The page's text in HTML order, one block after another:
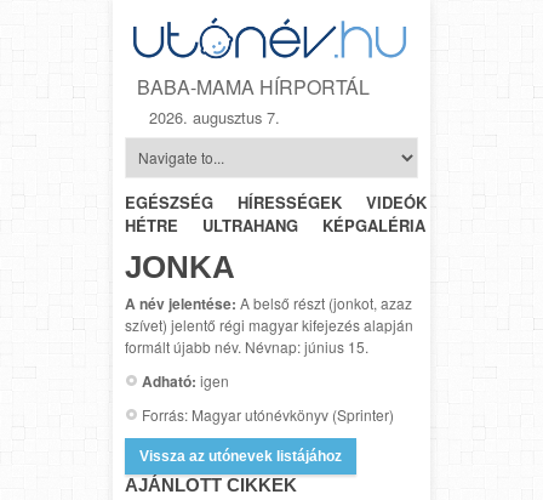
BABA-MAMA HÍRPORTÁL
2026. augusztus 7.
EGÉSZSÉG HÍRESSÉGEK VIDEÓK
HÉTRŐL-
HÉTRE
ULTRAHANG KÉPGALÉRIA
JONKA
A név jelentése: A belső részt (jonkot, azaz
szívet) jelentő régi magyar kifejezés alapján
formált újabb név. Névnap: június 15.
Adható: igen
Forrás: Magyar utónévkönyv (Sprinter)
Vissza az utónevek listájához
AJÁNLOTT CIKKEK